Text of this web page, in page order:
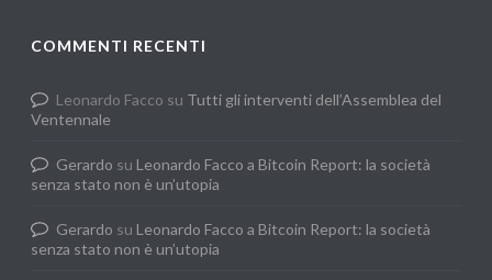
COMMENTI RECENTI
Leonardo Facco su Tutti gli interventi dell’Assemblea del
Ventennale
Gerardo su Leonardo Facco a Bitcoin Report: la società
senza stato non è un’utopia
Gerardo su Leonardo Facco a Bitcoin Report: la società
senza stato non è un’utopia